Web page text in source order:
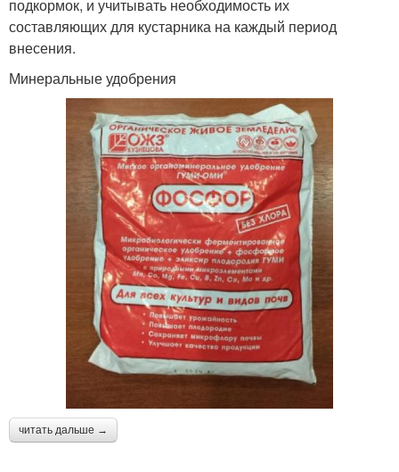
подкормок, и учитывать необходимость их
составляющих для кустарника на каждый период
внесения.
Минеральные удобрения
читать дальше →